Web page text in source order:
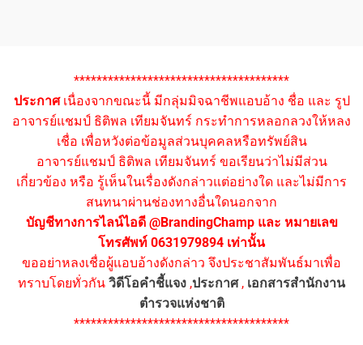
**************************************
ประกาศเนื่องจากขณะนี้ มีกลุ่มมิจฉาชีพแอบอ้าง ชื่อ และ รูป
อาจารย์แชมป์ ธิติพล เทียมจันทร์ กระทำการหลอกลวงให้หลง
เชื่อ เพื่อหวังต่อข้อมูลส่วนบุคคลหรือทรัพย์สิน
อาจารย์แชมป์ ธิติพล เทียมจันทร์ ขอเรียนว่าไม่มีส่วน
เกี่ยวข้อง หรือ รู้เห็นในเรื่องดังกล่าวแต่อย่างใด และไม่มีการ
สนทนาผ่านช่องทางอื่นใดนอกจาก
บัญชีทางการไลน์ไอดี @BrandingChamp และ หมายเลข
โทรศัพท์ 0631979894 เท่านั้น
ขออย่าหลงเชื่อผู้แอบอ้างดังกล่าว จึงประชาสัมพันธ์มาเพื่อ
ทราบโดยทั่วกัน วิดีโอคำชี้แจง ,ประกาศ, เอกสารสำนักงาน
ตำรวจแห่งชาติ
**************************************